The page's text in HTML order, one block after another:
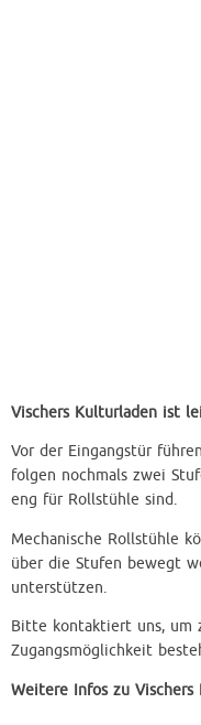
Vischers Kulturladen ist
Vor der Eingangstür
folgen nochmals zwei
eng für Rollstühle sind.
Mechanische Rollstühle
über die Stufen bewegt
unterstützen.
Bitte kontaktiert uns, um
Zugangsmöglichkeit
Weitere Infos zu